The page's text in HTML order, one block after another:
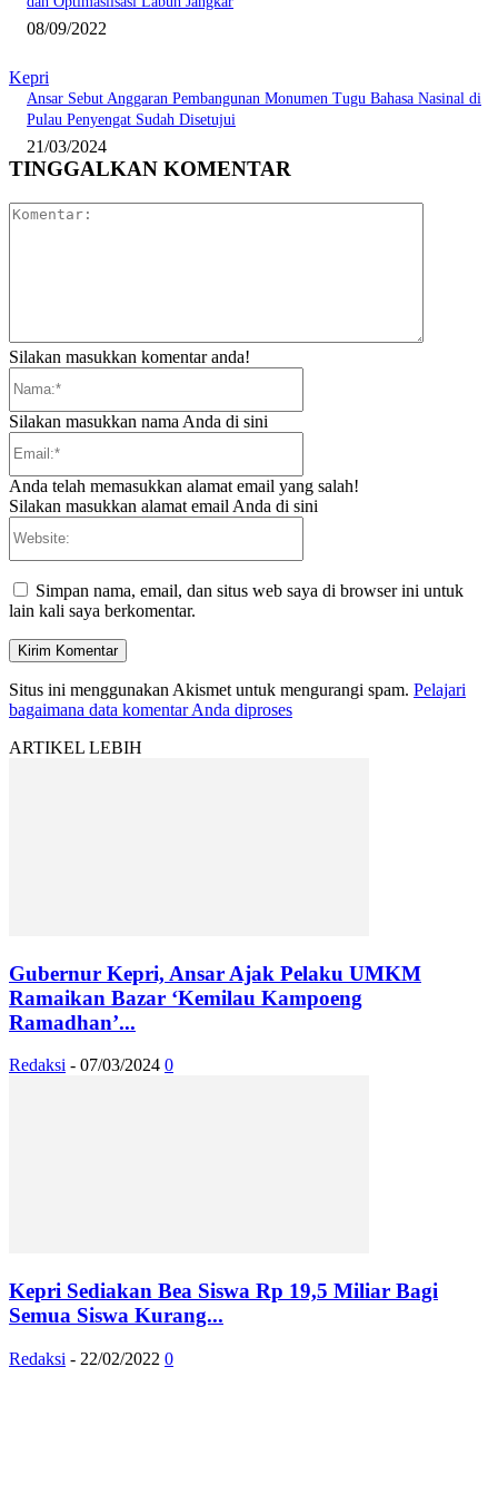
08/09/2022
Kepri
Ansar Sebut Anggaran Pembangunan Monumen Tugu Bahasa Nasinal di
Pulau Penyengat Sudah Disetujui
21/03/2024
TINGGALKAN KOMENTAR
Silakan masukkan komentar anda!
Silakan masukkan nama Anda di sini
Anda telah memasukkan alamat email yang salah!
Silakan masukkan alamat email Anda di sini
Simpan nama, email, dan situs web saya di browser ini untuk
lain kali saya berkomentar.
Situs ini menggunakan Akismet untuk mengurangi spam. Pelajari
bagaimana data komentar Anda diproses
ARTIKEL LEBIH
Gubernur Kepri, Ansar Ajak Pelaku UMKM
Ramaikan Bazar ‘Kemilau Kampoeng
Ramadhan’...
Redaksi - 07/03/2024 0
Kepri Sediakan Bea Siswa Rp 19,5 Miliar Bagi
Semua Siswa Kurang...
Redaksi - 22/02/2022 0